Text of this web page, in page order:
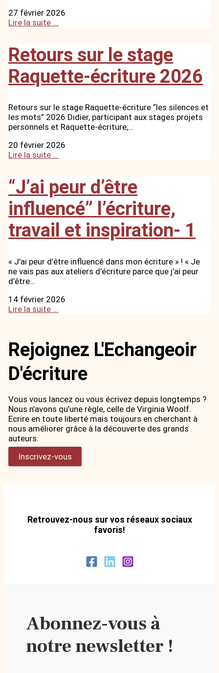
27 février 2026
Lire la suite ...
Retours sur le stage
Raquette-écriture 2026
Retours sur le stage Raquette-écriture “les silences et
les mots” 2026 Didier, participant aux stages projets
personnels et Raquette-écriture,…
20 février 2026
Lire la suite ...
“J’ai peur d’être
influencé” l’écriture,
travail et inspiration- 1
« J’ai peur d’être influencé dans mon écriture » ! « Je
ne vais pas aux ateliers d’écriture parce que j’ai peur
d’être…
14 février 2026
Lire la suite ...
Rejoignez L'Echangeoir
D'écriture
Vous vous lancez ou vous écrivez depuis longtemps ?
Nous n’avons qu’une règle, celle de Virginia Woolf.
Ecrire en toute liberté mais toujours en cherchant à
nous améliorer grâce à la découverte des grands
auteurs.
Inscrivez-vous
Retrouvez-nous sur vos réseaux sociaux
favoris!
Abonnez-vous à
notre newsletter !